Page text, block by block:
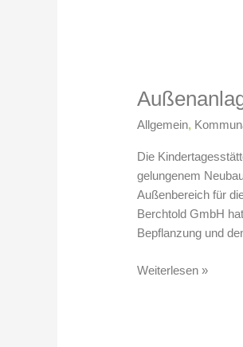
Allgemein,
Die
gelungenem
Außenbereich für
Berchtold GmbH
Bepflanzung und
St.
Weiterlesen »